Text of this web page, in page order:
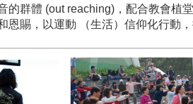
的群體 (out reaching)，配合教會植
恩賜，以運動 （生活）信仰化行動